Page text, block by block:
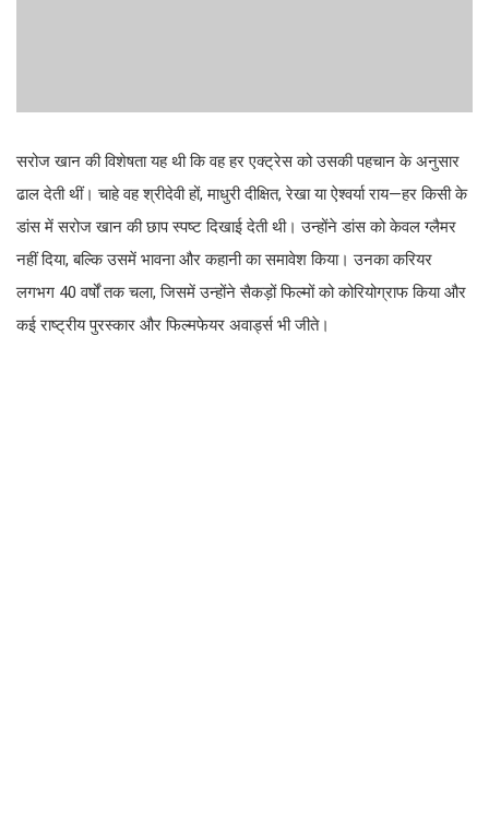
सरोज खान की विशेषता यह थी कि वह हर एक्ट्रेस को उसकी पहचान के अनुसार
ढाल देती थीं। चाहे वह श्रीदेवी हों, माधुरी दीक्षित, रेखा या ऐश्वर्या राय—हर किसी के
डांस में सरोज खान की छाप स्पष्ट दिखाई देती थी। उन्होंने डांस को केवल ग्लैमर
नहीं दिया, बल्कि उसमें भावना और कहानी का समावेश किया। उनका करियर
लगभग 40 वर्षों तक चला, जिसमें उन्होंने सैकड़ों फिल्मों को कोरियोग्राफ किया और
कई राष्ट्रीय पुरस्कार और फिल्मफेयर अवार्ड्स भी जीते।